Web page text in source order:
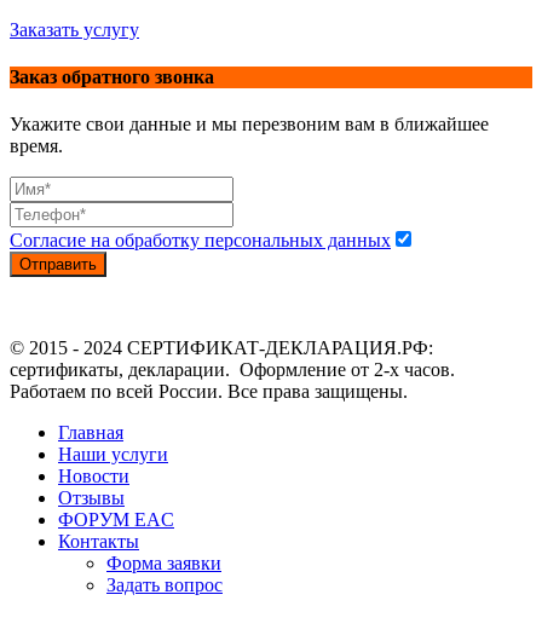
Заказать услугу
Заказ обратного звонка
Укажите свои данные и мы перезвоним вам в ближайшее
время.
Согласие на обработку персональных данных
Отправить
© 2015 - 2024 СЕРТИФИКАТ-ДЕКЛАРАЦИЯ.РФ:
сертификаты, декларации. Оформление от 2-х часов.
Работаем по всей России. Все права защищены.
Главная
Наши услуги
Новости
Отзывы
ФОРУМ EAC
Контакты
Форма заявки
Задать вопрос